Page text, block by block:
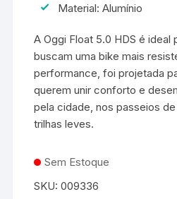
Material: Alumínio
A Oggi Float 5.0 HDS é ideal
buscam uma bike mais
performance, foi projetada
querem unir conforto e
pela cidade, nos passeios
trilhas leves.
Sem Estoque
SKU:009336